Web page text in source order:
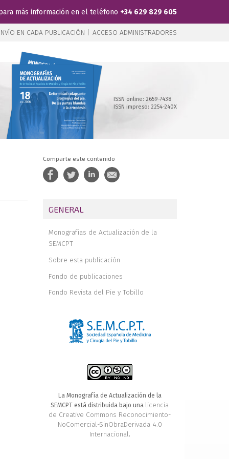
más información en el teléfono +34 629 829 605
EN CADA PUBLICACIÓN | ACCESO ADMINISTRADORES
ISSN online: 2659-7438
ISSN impreso: 2254-240X
Comparte este contenido
GENERAL
Monografías de Actualización de la
SEMCPT
Sobre esta publicación
Fondo de publicaciones
Fondo Revista del Pie y Tobillo
La Monografía de Actualización de la
SEMCPT está distribuida bajo una licencia
de Creative Commons Reconocimiento-
NoComercial-SinObraDerivada 4.0
Internacional.